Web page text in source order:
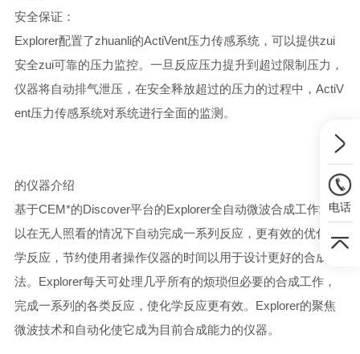
安全保证：
Explorer配置了zhuanli的ActiVent压力传感系统，可以提供zui
安全zui可靠的压力监控。一旦反应压力提升到超过限制压力，
仪器将自动排气泄压，在安全释放超过的压力的过程中，ActiV
ent压力传感系统对系统进行全面的监测。
的仪器介绍
基于CEM*的Discover平台的Explorer全自动微波合成工作站可
以在无人照看的情况下自动完成一系列反应，更有效的优化化
学反应，节约使用者操作仪器的时间以用于设计更好的合成方
法。Explorer每天可处理几乎所有的烦琐但必要的合成工作，
完成一系列的各类反应，使化学反应更有效。Explorer的聚焦
微波技术和自动化使它成为目前合成能力的仪器。
电话